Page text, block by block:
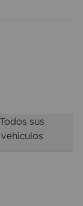
Todos sus
vehículos